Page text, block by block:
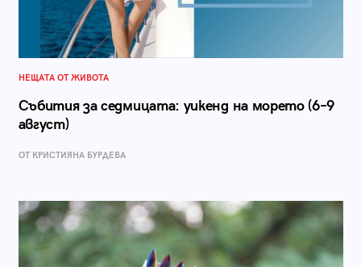
НЕЩАТА ОТ ЖИВОТА
Събития за седмицата: уикенд на морето (6–9
август)
ОТ КРИСТИЯНА БУРДЕВА